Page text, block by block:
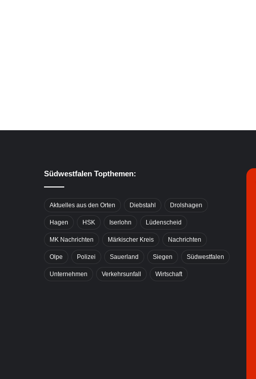
Südwestfalen Topthemen:
Aktuelles aus den Orten Diebstahl Drolshagen
Hagen HSK Iserlohn Lüdenscheid
MK Nachrichten Märkischer Kreis Nachrichten
Olpe Polizei Sauerland Siegen Südwestfalen
Unternehmen Verkehrsunfall Wirtschaft